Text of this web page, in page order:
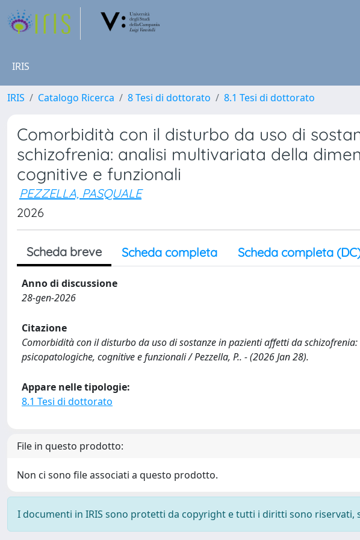
IRIS
IRIS Catalogo Ricerca 8 Tesi di dottorato 8.1 Tesi di dottorato
Comorbidità con il disturbo da uso di
schizofrenia: analisi multivariata della
cognitive e funzionali
PEZZELLA, PASQUALE
2026
Scheda breve Scheda completa Scheda completa
Anno di discussione
28-gen-2026
Citazione
Comorbidità con il disturbo da uso di sostanze in pazienti affetti da
psicopatologiche, cognitive e funzionali / Pezzella, P.. - (2026 Jan 28).
Appare nelle tipologie:
8.1 Tesi di dottorato
File in questo prodotto:
Non ci sono file associati a questo prodotto.
I documenti in IRIS sono protetti da copyright e tutti i diritti sono riservati,